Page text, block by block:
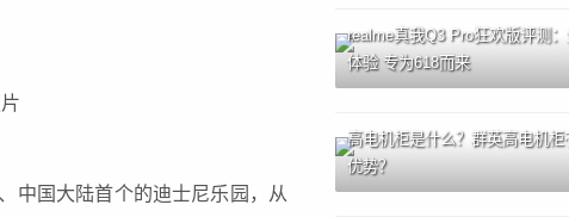
中国大陆首个的迪士尼乐园，从
realme真我Q3 Pro狂欢版评测
体验 专为618而来
高电机柜是什么？群英高电机柜
优势？